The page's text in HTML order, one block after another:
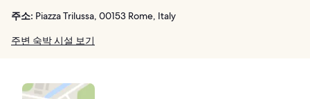
주소: Piazza Trilussa, 00153 Rome, Italy
주변 숙박 시설 보기